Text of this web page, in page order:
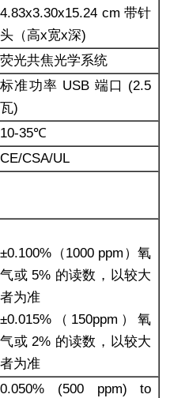
4.83x3.30x15.24 cm 带针
头（高x宽x深)
荧光共焦光学系统
标准功率 USB 端口 (2.5
瓦)
10-35℃
CE/CSA/UL
±0.100%（1000 ppm）氧
气或 5% 的读数，以较大
者为准
±0.015%（150ppm）氧
气或 2% 的读数，以较大
者为准
0.050% (500 ppm) to